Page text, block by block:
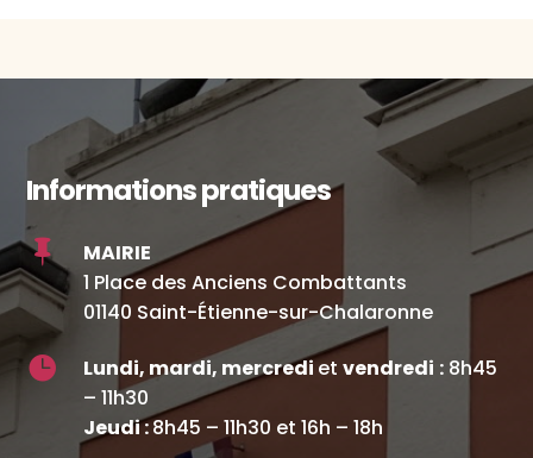
Informations pratiques

MAIRIE
1 Place des Anciens Combattants
01140 Saint-Étienne-sur-Chalaronne
 Lundi, mardi, mercrediet vendredi :8h45
– 11h30
Jeudi :8h45 – 11h30 et 16h – 18h